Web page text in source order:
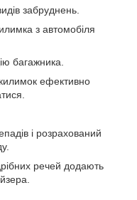
забруднень.
з автомобіля
багажника.
ефективно
і розрахований
речей додають